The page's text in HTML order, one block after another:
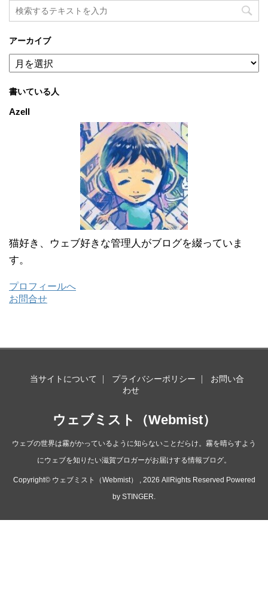
アーカイブ
ア
ー
イ
ブ
書いている人
Azell
猫好き、ウェブ好きな管理人がブログを綴っていま
す。
プロフィールへ
お問合せ
当サイトについて プライバシーポリシー
お問い合
わせ
ウェブミスト（Webmist）
ウェブの世界は霧がかっているように知らないことだらけ。霧を晴らすよう
にウェブを知りたい滋賀ブロガーがお届けする情報ブログ。
Copyright© ウェブミスト（Webmist） , 2026 AllRights Reserved Powered
by STINGER